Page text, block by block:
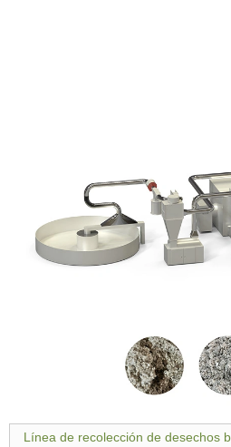
Línea de recolección de desechos